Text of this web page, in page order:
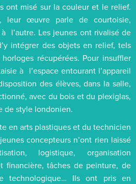
ont misé sur la couleur et le relief.
leur œuvre parle de courtoisie,
à l’autre. Les jeunes ont rivalisé de
intégrer des objets en relief, tels
récupérées. Pour insuffler
à l’espace entourant l’appareil
des élèves, dans la salle,
avec du bois et du plexiglas,
de style londonien.
en arts plastiques et du technicien
concepteurs n’ont rien laissé
logistique, organisation
financière, tâches de peinture, de
technologique… Ils ont pris en